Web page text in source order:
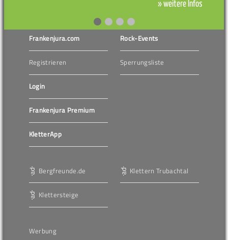
» weitere Infos
Frankenjura.com
Registrieren
Login
Frankenjura Premium
KletterApp
Rock-Events
Sperrungsliste
Bergfreunde.de
Klettersteige
Klettern Trubachtal
Werbung